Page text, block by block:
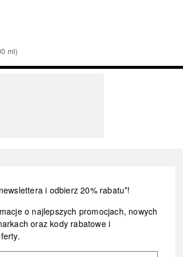
ml)
i odbierz 20% rabatu*!
o najlepszych promocjach, nowych
oraz kody rabatowe i